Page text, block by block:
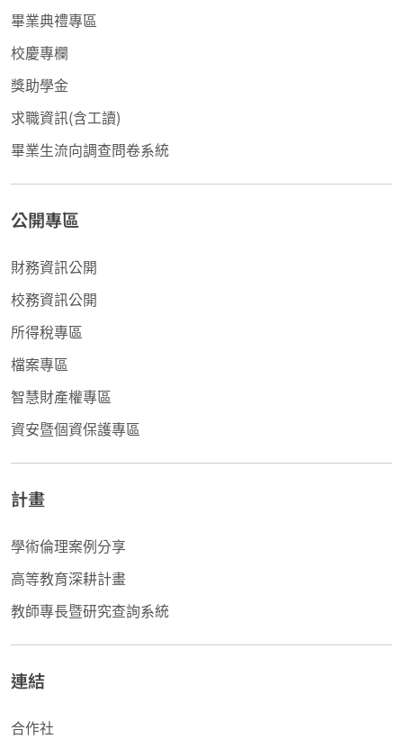
畢業典禮專區
校慶專欄
獎助學金
求職資訊(含工讀)
畢業生流向調查問卷系統
公開專區
財務資訊公開
校務資訊公開
所得稅專區
檔案專區
智慧財產權專區
資安暨個資保護專區
計畫
學術倫理案例分享
高等教育深耕計畫
教師專長暨研究查詢系統
連結
合作社